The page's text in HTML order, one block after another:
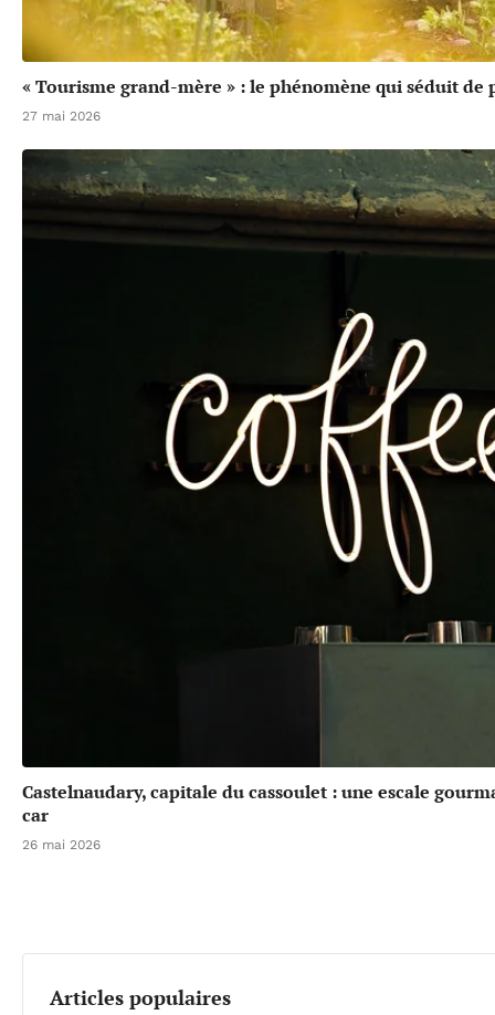
« Tourisme grand-mère » : le phénomène qui séduit de
27 mai 2026
Castelnaudary, capitale du cassoulet : une escale
car
26 mai 2026
Articles populaires